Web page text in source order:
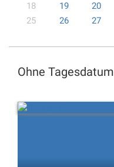
18
19 20
25
26 27
Ohne Tagesdatum